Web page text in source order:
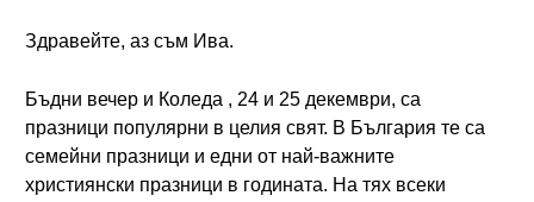
Здравейте, аз съм Ива.
Бъдни вечер и Коледа , 24 и 25 декември, са
празници популярни в целия свят. В България те са
семейни празници и едни от най-важните
християнски празници в годината. На тях всеки